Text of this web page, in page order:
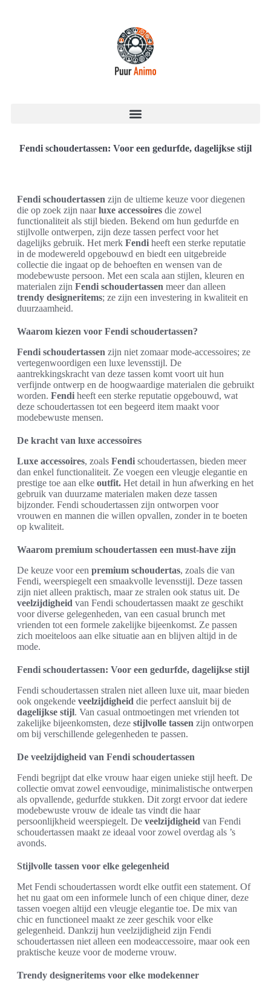
Fendi schoudertassen: Voor een gedurfde, dagelijkse stijl
Fendi schoudertassen zijn de ultieme keuze voor diegenen
die op zoek zijn naarluxe accessoires die zowel
functionaliteit als stijl bieden. Bekend om hun gedurfde en
stijlvolle ontwerpen, zijn deze tassen perfect voor het
dagelijks gebruik. Het merk Fendi heeft een sterke reputatie
in de modewereld opgebouwd en biedt een uitgebreide
collectie die ingaat op de behoeften en wensen van de
modebewuste persoon. Met een scala aan stijlen, kleuren en
materialen zijn Fendi schoudertassen meer dan alleen
trendy designeritems; ze zijn een investering in kwaliteit en
duurzaamheid.
Waarom kiezen voor Fendi schoudertassen?
Fendi schoudertassen zijn niet zomaar mode-accessoires; ze
vertegenwoordigen een luxe levensstijl. De
aantrekkingskracht van deze tassen komt voort uit hun
verfijnde ontwerp en de hoogwaardige materialen die gebruikt
worden. Fendi heeft een sterke reputatie opgebouwd, wat
deze schoudertassen tot een begeerd item maakt voor
modebewuste mensen.
De kracht van luxe accessoires
Luxe accessoires, zoals Fendi schoudertassen, bieden meer
dan enkel functionaliteit. Ze voegen een vleugje elegantie en
prestige toe aan elke outfit. Het detail in hun afwerking en het
gebruik van duurzame materialen maken deze tassen
bijzonder. Fendi schoudertassen zijn ontworpen voor
vrouwen en mannen die willen opvallen, zonder in te boeten
op kwaliteit.
Waarom premium schoudertassen een must-have zijn
De keuze voor een premium schoudertas, zoals die van
Fendi, weerspiegelt een smaakvolle levensstijl. Deze tassen
zijn niet alleen praktisch, maar ze stralen ook status uit. De
veelzijdigheid van Fendi schoudertassen maakt ze geschikt
voor diverse gelegenheden, van een casual brunch met
vrienden tot een formele zakelijke bijeenkomst. Ze passen
zich moeiteloos aan elke situatie aan en blijven altijd in de
mode.
Fendi schoudertassen: Voor een gedurfde, dagelijkse stijl
Fendi schoudertassen stralen niet alleen luxe uit, maar bieden
ook ongekende veelzijdigheid die perfect aansluit bij de
dagelijkse stijl. Van casual ontmoetingen met vrienden tot
zakelijke bijeenkomsten, deze stijlvolle tassen zijn ontworpen
om bij verschillende gelegenheden te passen.
De veelzijdigheid van Fendi schoudertassen
Fendi begrijpt dat elke vrouw haar eigen unieke stijl heeft. De
collectie omvat zowel eenvoudige, minimalistische ontwerpen
als opvallende, gedurfde stukken. Dit zorgt ervoor dat iedere
modebewuste vrouw de ideale tas vindt die haar
persoonlijkheid weerspiegelt. De veelzijdigheid van Fendi
schoudertassen maakt ze ideaal voor zowel overdag als ’s
avonds.
Stijlvolle tassen voor elke gelegenheid
Met Fendi schoudertassen wordt elke outfit een statement. Of
het nu gaat om een informele lunch of een chique diner, deze
tassen voegen altijd een vleugje elegantie toe. De mix van
chic en functioneel maakt ze zeer geschik voor elke
gelegenheid. Dankzij hun veelzijdigheid zijn Fendi
schoudertassen niet alleen een modeaccessoire, maar ook een
praktische keuze voor de moderne vrouw.
Trendy designeritems voor elke modekenner